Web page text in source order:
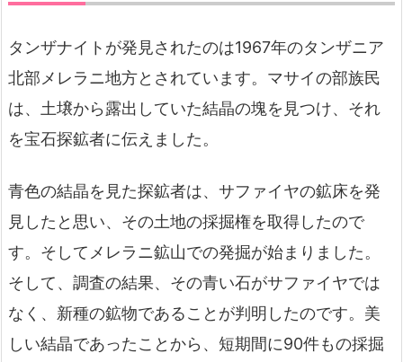
タンザナイトが発見されたのは1967年のタンザニア
北部メレラニ地方とされています。マサイの部族民
は、土壌から露出していた結晶の塊を見つけ、それ
を宝石探鉱者に伝えました。
青色の結晶を見た探鉱者は、サファイヤの鉱床を発
見したと思い、その土地の採掘権を取得したので
す。そしてメレラニ鉱山での発掘が始まりました。
そして、調査の結果、その青い石がサファイヤでは
なく、新種の鉱物であることが判明したのです。美
しい結晶であったことから、短期間に90件もの採掘